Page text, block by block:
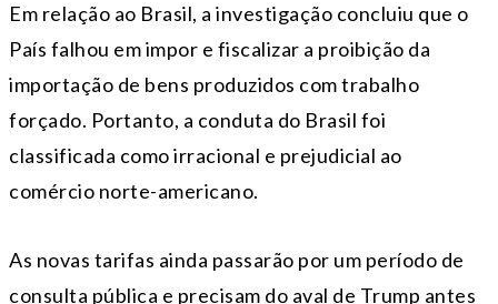
Em relação ao Brasil, a investigação concluiu que o
País falhou em impor e fiscalizar a proibição da
importação de bens produzidos com trabalho
forçado. Portanto, a conduta do Brasil foi
classificada como irracional e prejudicial ao
comércio norte-americano.
As novas tarifas ainda passarão por um período de
consulta pública e precisam do aval de Trump antes